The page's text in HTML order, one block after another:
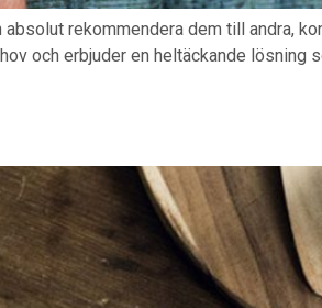
rekommendera dem till andra,
och erbjuder en heltäckande